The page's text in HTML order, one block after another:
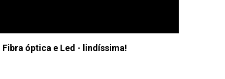
óptica e Led - lindíssima!